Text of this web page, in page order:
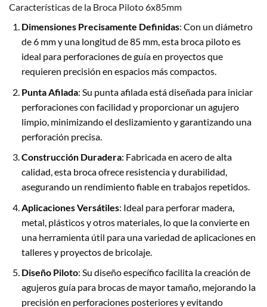
Características de la Broca Piloto 6x85mm
Dimensiones Precisamente Definidas: Con un diámetro
de 6 mm y una longitud de 85 mm, esta broca piloto es
ideal para perforaciones de guía en proyectos que
requieren precisión en espacios más compactos.
Punta Afilada: Su punta afilada está diseñada para iniciar
perforaciones con facilidad y proporcionar un agujero
limpio, minimizando el deslizamiento y garantizando una
perforación precisa.
Construcción Duradera: Fabricada en acero de alta
calidad, esta broca ofrece resistencia y durabilidad,
asegurando un rendimiento fiable en trabajos repetidos.
Aplicaciones Versátiles: Ideal para perforar madera,
metal, plásticos y otros materiales, lo que la convierte en
una herramienta útil para una variedad de aplicaciones en
talleres y proyectos de bricolaje.
Diseño Piloto: Su diseño específico facilita la creación de
agujeros guía para brocas de mayor tamaño, mejorando la
precisión en perforaciones posteriores y evitando